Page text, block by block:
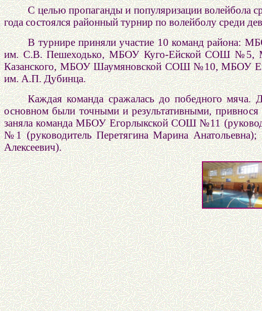
С целью пропаганды и популяризации
года состоялся районный турнир по волейболу среди
В турнире приняли участие 10 команд
им. С.В. Пешеходько, МБОУ Куго-Ейской СОШ
Казанского, МБОУ Шаумяновской СОШ №10, МБОУ
им. А.П. Дубинца.
Каждая команда сражалась до победного
основном были точными и результативными,
заняла команда МБОУ Егорлыкской СОШ №11
№1 (руководитель Перетягина Марина
Алексеевич).